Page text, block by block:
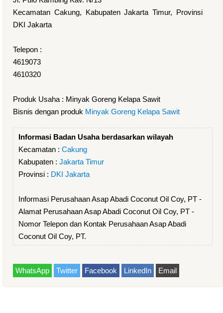
Kecamatan Cakung, Kabupaten Jakarta Timur, Provinsi
DKI Jakarta
Telepon :
4619073
4610320
Produk Usaha : Minyak Goreng Kelapa Sawit
Bisnis dengan produk Minyak Goreng Kelapa Sawit
Informasi Badan Usaha berdasarkan wilayah
Kecamatan : Cakung
Kabupaten : Jakarta Timur
Provinsi : DKI Jakarta
Informasi Perusahaan Asap Abadi Coconut Oil Coy, PT -
Alamat Perusahaan Asap Abadi Coconut Oil Coy, PT -
Nomor Telepon dan Kontak Perusahaan Asap Abadi
Coconut Oil Coy, PT.
WhatsApp Twitter Facebook LinkedIn Email